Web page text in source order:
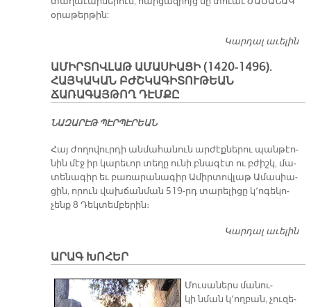
օրաթերթին:
Կարդալ աւելին
ԱՄԻՐՏՈՎԼԱԹ ԱՄԱՍԻԱՑԻ (1420-1496).
ՀԱՅԿԱԿԱՆ ԲԺՇԿԱԳԻՏՈՒԹԵԱՆ
ՃԱՌԱԳԱՅԹՈՂ ԴԷՄՔԸ
ՆԱԶԱՐԷԹ ՊԷՐՊԷՐԵԱՆ
​Հայ ժո­ղո­վուր­դի ան­մա­հա­նուն ար­ժէք­նե­րու պան­թէո­
նին մէջ իր կա­րե­ւոր տե­ղը ու­նի բնա­գէտ ու բժիշկ, մա­
տե­նա­գիր եւ բա­ռա­րա­նա­գիր Ա­միր­տով­լաթ Ա­մա­սիա­
ցին, ո­րուն վախ­ճան­ման 519-րդ տա­րե­լի­ցը կ­­՚ո­գե­կո­
չենք 8 Դեկ­տեմ­բե­րին։
Կարդալ աւելին
Ա­ՐԱԳ ԽՈ­ՀԵՐ
Մու­սա­ներս մա­նու­
կի նման կ՚ող­բան, չու­զե­